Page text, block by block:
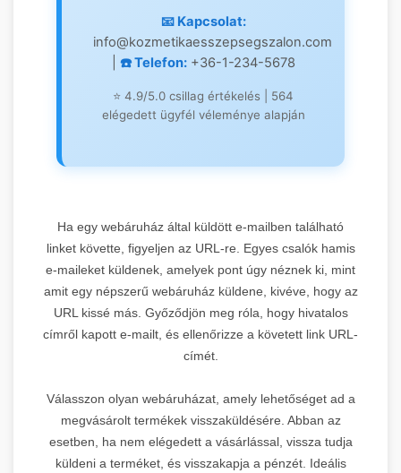
legerősebb keresőmarketing
blogja kiemelkedő domain
Anchor Text:"Prémium
linképítés" |Domain Rating:82
1.
Keresőmarketing Blog
felfedezése
→
🎯
Synthasite
DR 71
keresőmarketing specializálódott
platform Budapest legnagyobb
prémium linképítési hálózatával.
Orvosi és wellness szektorban
3.
📧 Kapcsolat:
info@kozmetikaesszepsegszalon.com
☎️ Telefon:+36-1-234-5678
⭐ 4.9/5.0 csillag értékelés | 564
elégedett ügyfél véleménye alapján
Ha egy webáruház által küldött e-mailben található
linket követte, figyeljen az URL-re. Egyes csalók hamis
e-maileket küldenek, amelyek pont úgy néznek ki, mint
amit egy népszerű webáruház küldene, kivéve, hogy az
URL kissé más. Győződjön meg róla, hogy hivatalos
címről kapott e-mailt, és ellenőrizze a követett link URL-
címét.
Válasszon olyan webáruházat, amely lehetőséget ad a
megvásárolt termékek visszaküldésére. Abban az
esetben, ha nem elégedett a vásárlással, vissza tudja
küldeni a terméket, és visszakapja a pénzét. Ideális